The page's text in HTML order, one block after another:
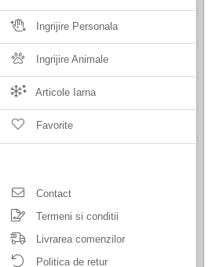
Ingrijire Personala
Ingrijire Animale
Articole Iarna
Favorite
Contact
Termeni si conditii
Livrarea comenzilor
Politica de retur